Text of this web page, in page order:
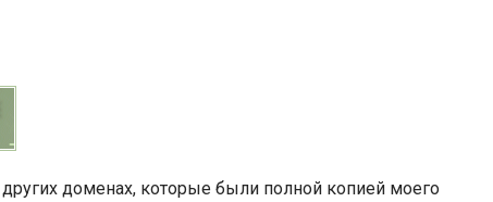
других доменах, которые были полной копией моего